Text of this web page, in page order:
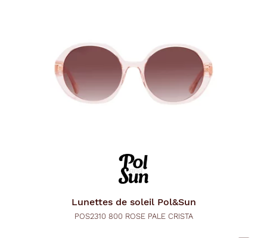
Lunettes de soleil Pol&Sun
POS2310 800 ROSE PALE CRISTA